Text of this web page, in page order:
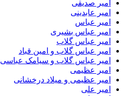
امیر صدیقی
امیر عابدینی
امیر عباس
امیر عباس بشیری
امیر عباس گلاب
امیر عباس گلاب و امین قباد
امیر عباس گلاب و سیامک عباسی
امیر عظیمی
امیر عظیمی و میلاد درخشانی
امیر علی